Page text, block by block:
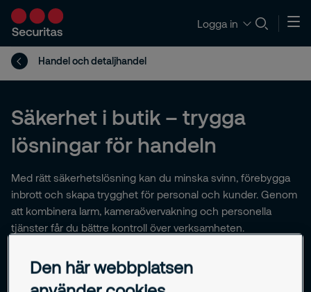
Logga in
Handel och detaljhandel
Säkerhet i butik – trygga
lösningar för handeln
Med rätt säkerhetslösning kan du minska svinn, förebygga
inbrott och skapa trygghet för personal och kunder. Genom
att kombinera larm, kameraövervakning och personella
tjänster får du bättre kontroll över verksamheten.
Den här webbplatsen